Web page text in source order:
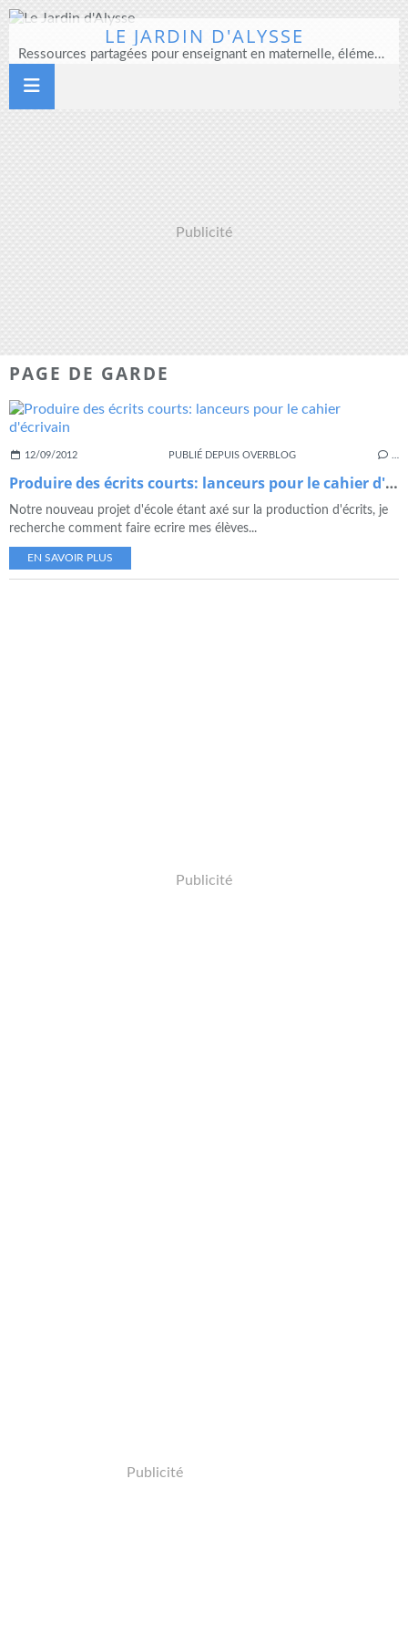
LE JARDIN D'ALYSSE
Ressources partagées pour enseignant en maternelle, élémentaire et direction d'école
Publicité
PAGE DE GARDE
12/09/2012 PUBLIÉ DEPUIS OVERBLOG
Produire des écrits courts: lanceurs pour le cahier d'écrivain
Notre nouveau projet d'école étant axé sur la production d'écrits, je
recherche comment faire ecrire mes élèves...
EN SAVOIR PLUS
Publicité
Publicité